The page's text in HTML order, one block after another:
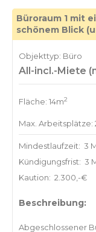
Büroraum 1 mit
schönem Blick
Objekttyp: Büro
All-incl.-Miete
Fläche: 14m2
Max. Arbeitsplätze:
Mindestlaufzeit: 3
Kündigungsfrist: 3
Kaution: 2.300,-€
Beschreibung:
Abgeschlossener